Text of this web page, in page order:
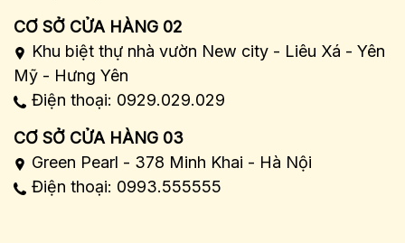
CƠ SỞ CỬA HÀNG 02
Khu biệt thự nhà vườn New city - Liêu Xá - Yên
Mỹ - Hưng Yên
Điện thoại: 0929.029.029
CƠ SỞ CỬA HÀNG 03
Green Pearl - 378 Minh Khai - Hà Nội
Điện thoại: 0993.555555